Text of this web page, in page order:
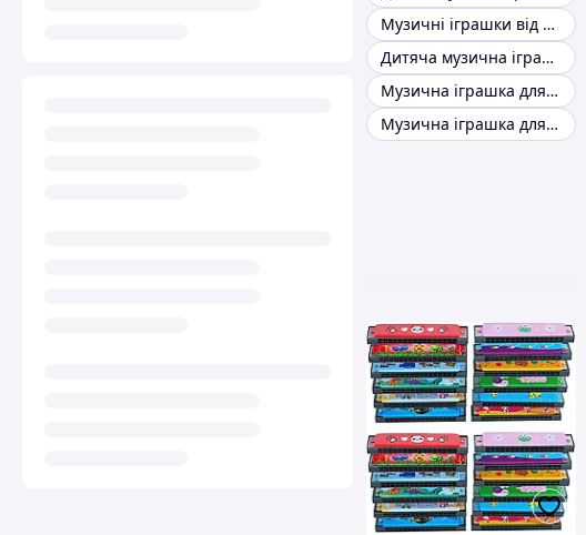
Музичні іграшки від 3 років
Дитяча музична іграшка з українськими піснями
Музична іграшка для дітей з українською мовою
Музична іграшка для дітей малюків